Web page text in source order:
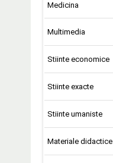
Medicina
Multimedia
Stiinte economice
Stiinte exacte
Stiinte umaniste
Materiale didactice